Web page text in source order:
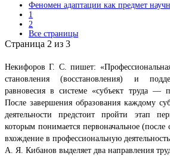
Феномен адаптации как предмет
1
2
Все страницы
Страница 2 из 3
Некифоров Г. С. пишет:
становления (восстановления) и
равновесия в системе «субъект труда —
После завершения образования каждому
деятельности предстоит пройти этап
которым понимается первоначальное (после
вхождение в профессиональную
А. Я. Кибанов выделяет два направления